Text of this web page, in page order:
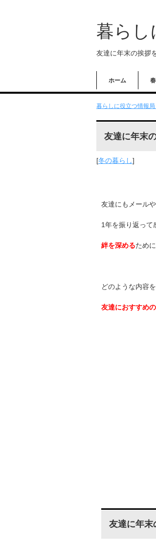
暮らし
友達に年末の挨拶
ホーム
暮らしに役立つ情報局
友達に年末
[冬の暮らし]
友達にもメール
1年を振り返って
絆を深めるため
どのような内容
友達におすすめ
友達に年末